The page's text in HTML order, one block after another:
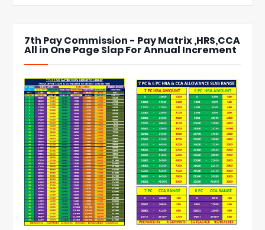
7th Pay Commission - Pay Matrix ,HRS,CCA
All in One Page Slap For Annual Increment